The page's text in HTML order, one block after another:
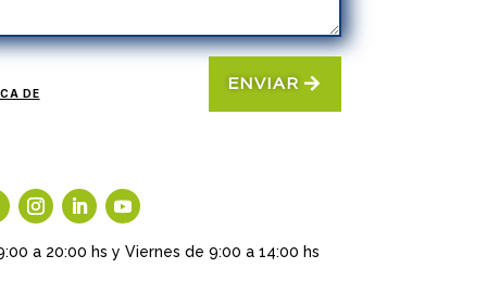
DE
ENVIAR
a 20:00 hs y Viernes de 9:00 a 14:00 hs